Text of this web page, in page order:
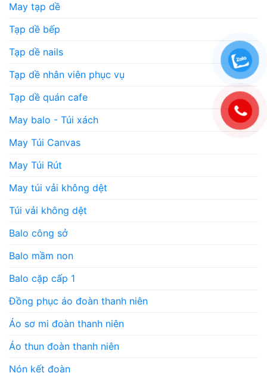
May tạp dề
Tạp dề bếp
Tạp dề nails
Tạp dề nhân viên phục vụ
Tạp dề quán cafe
May balo - Túi xách
May Túi Canvas
May Túi Rút
May túi vải không dệt
Túi vải không dệt
Balo công sở
Balo mầm non
Balo cặp cấp 1
Đồng phục áo đoàn thanh niên
Áo sơ mi đoàn thanh niên
Áo thun đoàn thanh niên
Nón kết đoàn